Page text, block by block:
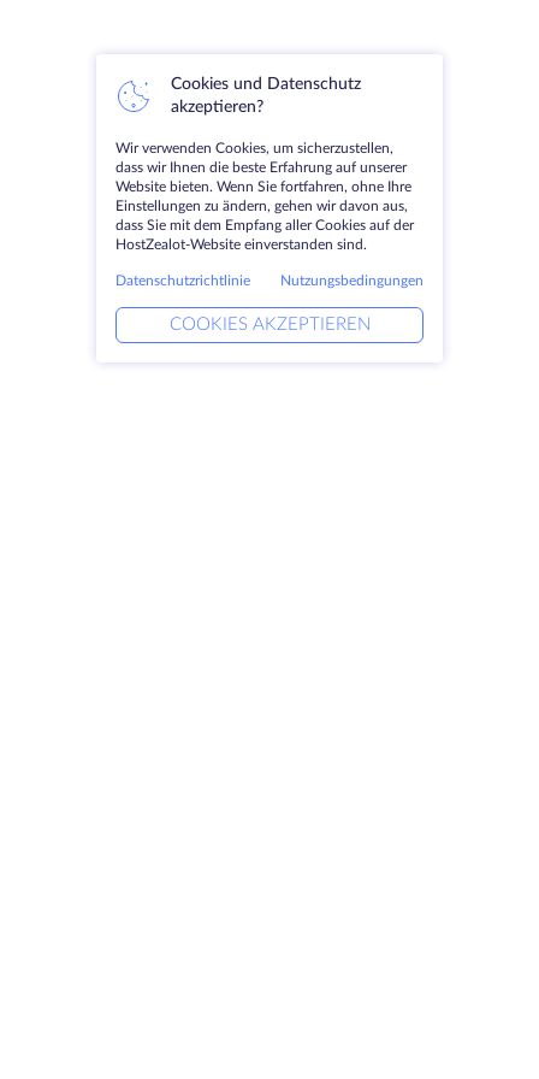
Cookies und Datenschutz
akzeptieren?
Wir verwenden Cookies, um sicherzustellen,
dass wir Ihnen die beste Erfahrung auf unserer
Website bieten. Wenn Sie fortfahren, ohne Ihre
Einstellungen zu ändern, gehen wir davon aus,
dass Sie mit dem Empfang aller Cookies auf der
HostZealot-Website einverstanden sind.
Datenschutzrichtlinie Nutzungsbedingungen
COOKIES AKZEPTIEREN